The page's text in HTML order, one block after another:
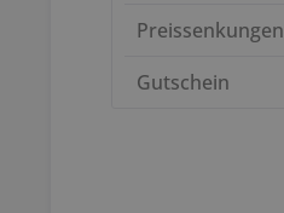
Preissenkungen
Gutschein